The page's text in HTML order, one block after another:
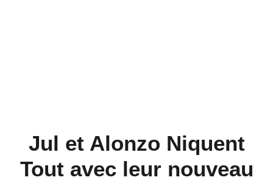
Jul et Alonzo Niquent
Tout avec leur nouveau